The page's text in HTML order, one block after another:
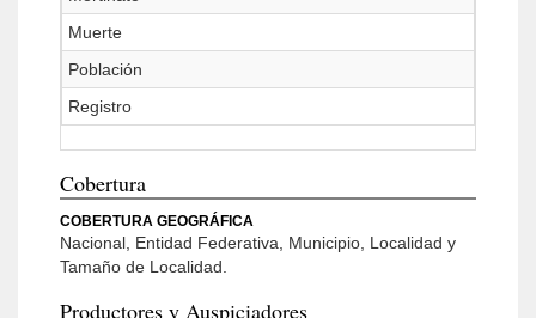
Muerte
Población
Registro
Cobertura
COBERTURA GEOGRÁFICA
Nacional, Entidad Federativa, Municipio, Localidad y
Tamaño de Localidad.
Productores y Auspiciadores